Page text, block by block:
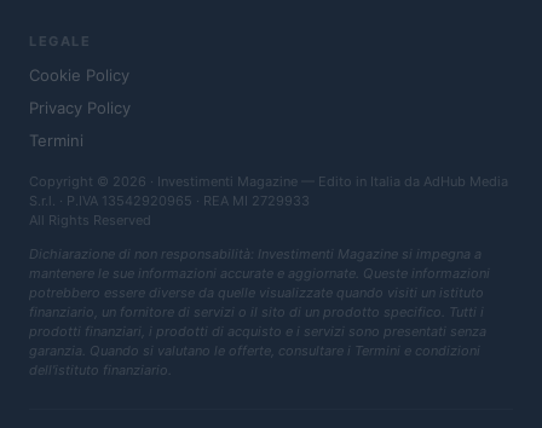
LEGALE
Cookie Policy
Privacy Policy
Termini
Copyright © 2026 · Investimenti Magazine — Edito in Italia da AdHub Media
S.r.l. · P.IVA 13542920965 · REA MI 2729933
All Rights Reserved
Dichiarazione di non responsabilità: Investimenti Magazine si impegna a
mantenere le sue informazioni accurate e aggiornate. Queste informazioni
potrebbero essere diverse da quelle visualizzate quando visiti un istituto
finanziario, un fornitore di servizi o il sito di un prodotto specifico. Tutti i
prodotti finanziari, i prodotti di acquisto e i servizi sono presentati senza
garanzia. Quando si valutano le offerte, consultare i Termini e condizioni
dell'istituto finanziario.